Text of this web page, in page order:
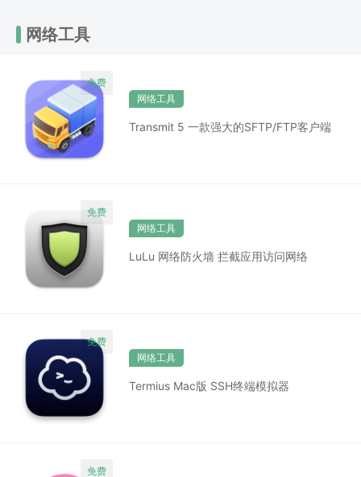
网络工具
网络工具
Transmit 5 一款强大的SFTP/FTP客户端
网络工具
LuLu 网络防火墙 拦截应用访问网络
网络工具
Termius Mac版 SSH终端模拟器